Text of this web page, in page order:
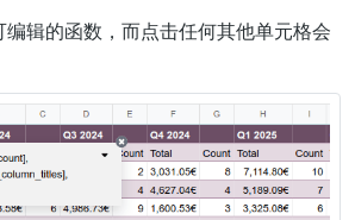
辑的函数，而点击任何其他单元格会